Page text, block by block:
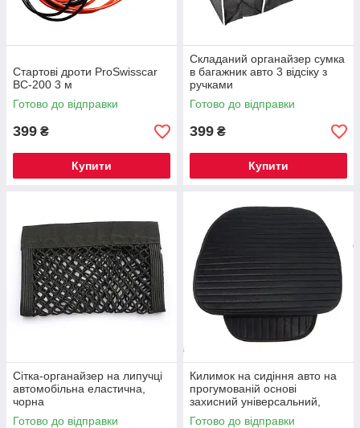
Стартові дроти ProSwisscar
BC-200 3 м
Готово до відправки
399 ₴
Купити
Складаний органайзер сумка
в багажник авто 3 відсіку з
ручками
Готово до відправки
399 ₴
Купити
Сітка-органайзер на липучці
автомобільна еластична,
чорна
Готово до відправки
Килимок на сидіння авто на
прогумованій основі
захисний універсальний,
чорний
Готово до відправки